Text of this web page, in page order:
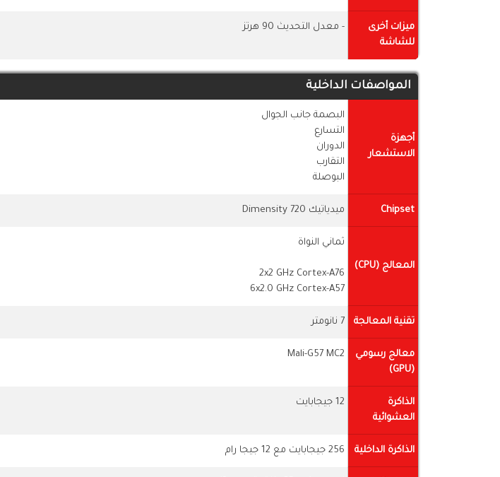
ميزات أخرى
للشاشة
- معدل التحديث 90 هرتز
المواصفات الداخلية
أجهزة
الاستشعار
البصمة جانب الجوال
التسارع
الدوران
التقارب
البوصلة
Chipset ميدياتيك Dimensity 720
المعالج (CPU)
ثماني النواة
2x2 GHz Cortex-A76
6x2.0 GHz Cortex-A57
تقنية المعالجة 7 نانومتر
معالج رسومي
(GPU)
Mali-G57 MC2
الذاكرة
العشوائية
12 جيجابايت
الذاكرة الداخلية 256 جيجابايت مع 12 جيجا رام